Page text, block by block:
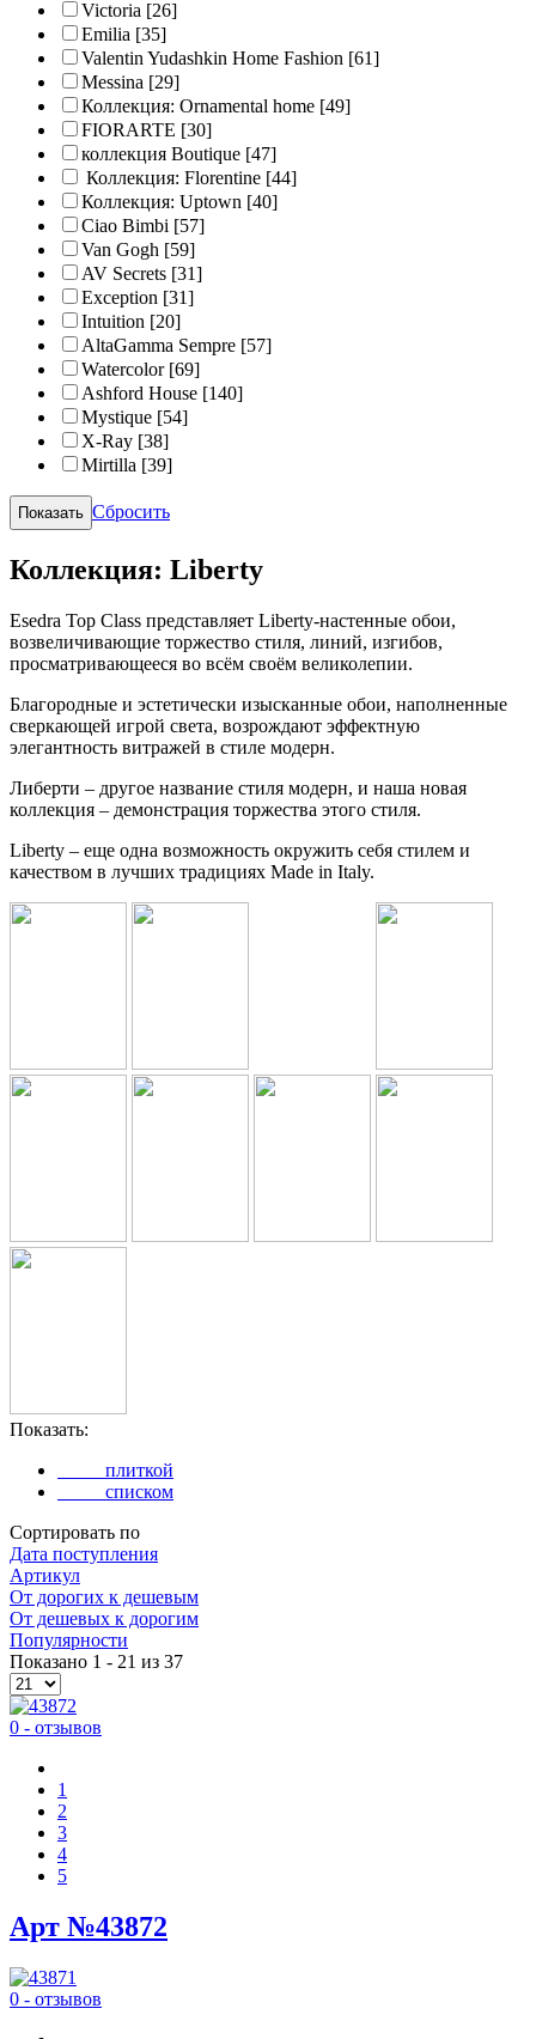
Victoria [26]
Emilia [35]
Valentin Yudashkin Home Fashion [61]
Messina [29]
Коллекция: Ornamental home [49]
FIORARTE [30]
коллекция Boutique [47]
Коллекция: Florentine [44]
Коллекция: Uptown [40]
Ciao Bimbi [57]
Van Gogh [59]
AV Secrets [31]
Exception [31]
Intuition [20]
AltaGamma Sempre [57]
Watercolor [69]
Ashford House [140]
Mystique [54]
X-Ray [38]
Mirtilla [39]
Сбросить
Коллекция: Liberty
Esedra Top Class представляет Liberty-настенные обои,
возвеличивающие торжество стиля, линий, изгибов,
просматривающееся во всём своём великолепии.
Благородные и эстетически изысканные обои, наполненные
сверкающей игрой света, возрождают эффектную
элегантность витражей в стиле модерн.
Либерти – другое название стиля модерн, и наша новая
коллекция – демонстрация торжества этого стиля.
Liberty – еще одна возможность окружить себя стилем и
качеством в лучших традициях Made in Italy.
Показать:
плиткой
списком
Сортировать по
Дата поступления
Артикул
Oт дорогих к дешевым
От дешевых к дорогим
Популярности
Показано 1 - 21 из 37
0 - отзывов
1
2
3
4
5
Арт №43872
0 - отзывов